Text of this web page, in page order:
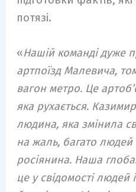
потязі.
«Нашій команді дуже
артпоїзд Малевича,
вагон метро. Це
яка рухається.
людина, яка змінила
на жаль, багато людей
росіянина. Наша
це у свідомості людей